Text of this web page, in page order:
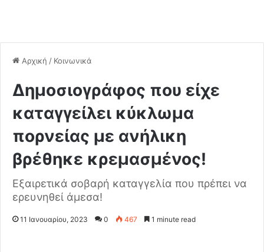
Αρχική / Κοινωνικά
Δημοσιογράφος που είχε
καταγγείλει κύκλωμα
πορνείας με ανήλικη
βρέθηκε κρεμασμένος!
Εξαιρετικά σοβαρή καταγγελία που πρέπει να
ερευνηθεί άμεσα!
11 Ιανουαρίου, 2023 0 467 1 minute read